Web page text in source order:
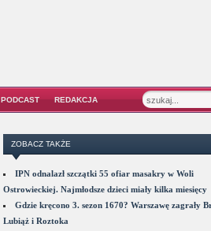
PODCAST REDAKCJA
ZOBACZ TAKŻE
IPN odnalazł szczątki 55 ofiar masakry w Woli
Ostrowieckiej. Najmłodsze dzieci miały kilka miesięcy
Gdzie kręcono 3. sezon 1670? Warszawę zagrały
Lubiąż i Roztoka